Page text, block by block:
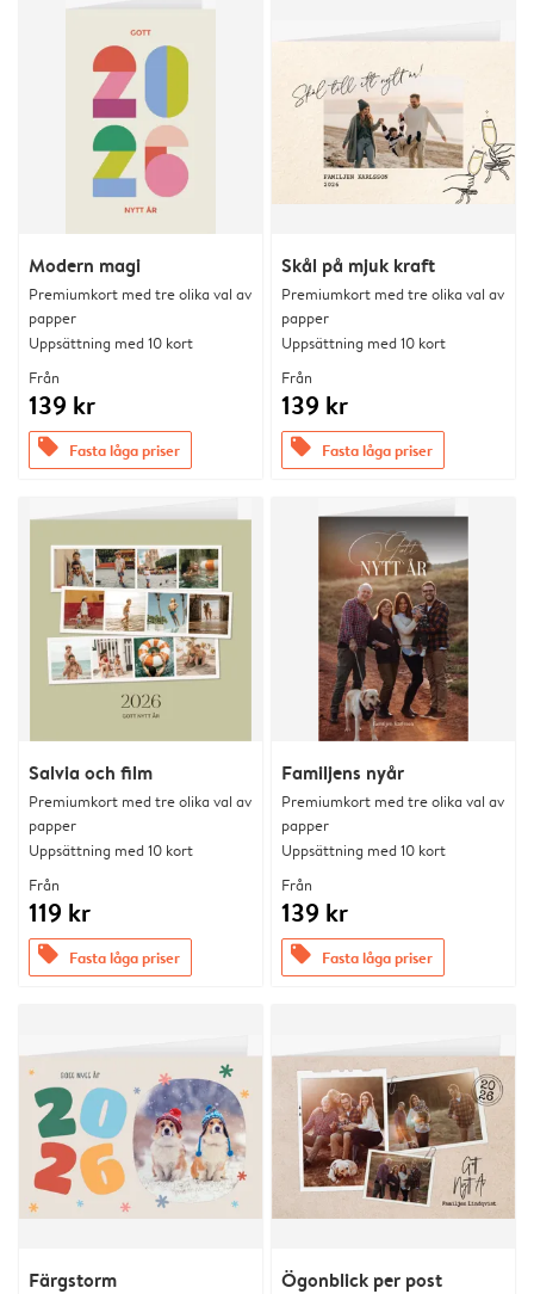
Modern magi
Premiumkort med tre olika val av
papper
Uppsättning med 10 kort
Från
139 kr
offers Fasta låga priser
Skål på mjuk kraft
Premiumkort med tre olika val av
papper
Uppsättning med 10 kort
Från
139 kr
offers Fasta låga priser
Salvia och film
Premiumkort med tre olika val av
papper
Uppsättning med 10 kort
Från
119 kr
offers Fasta låga priser
Familjens nyår
Premiumkort med tre olika val av
papper
Uppsättning med 10 kort
Från
139 kr
offers Fasta låga priser
Färgstorm Ögonblick per post